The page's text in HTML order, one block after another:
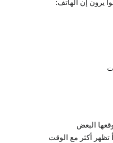
يرون إن الهاتف:
البعض
تظهر أكثر مع الوقت